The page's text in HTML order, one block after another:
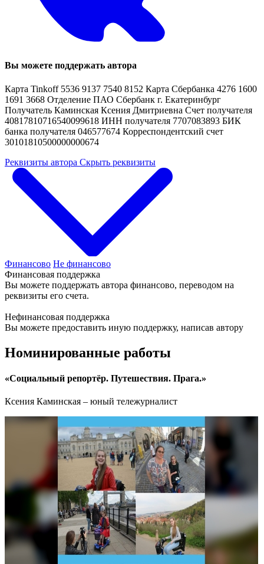
Вы можете поддержать автора
Карта Tinkoff 5536 9137 7540 8152 Карта Сбербанка 4276 1600
1691 3668 Отделение ПАО Сбербанк г. Екатеринбург
Получатель Каминская Ксения Дмитриевна Счет получателя
40817810716540099618 ИНН получателя 7707083893 БИК
банка получателя 046577674 Корреспондентский счет
30101810500000000674
Реквизиты автора Скрыть реквизиты
Финансово Не финансово
Финансовая поддержка
Вы можете поддержать автора финансово, переводом на
реквизиты его счета.
Нефинансовая поддержка
Вы можете предоставить иную поддержку, написав автору
Номинированные работы
«Социальный репортёр. Путешествия. Прага.»
Ксения Каминская – юный тележурналист